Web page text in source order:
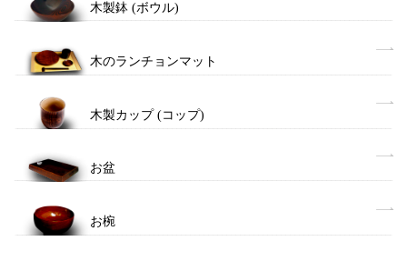
木製鉢 (ボウル)
木のランチョンマット
木製カップ (コップ)
お盆
お椀